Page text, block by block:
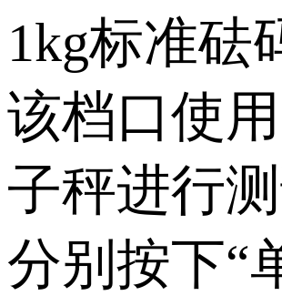
1kg标准砝
该档口使
子秤进行测
分别按下“